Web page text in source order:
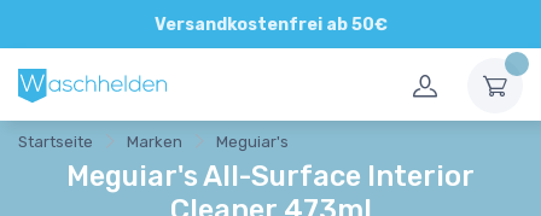
Versandkostenfrei ab 50€
Direkte und persönliche Beratung
Startseite Marken Meguiar's
Meguiar's All-Surface Interior